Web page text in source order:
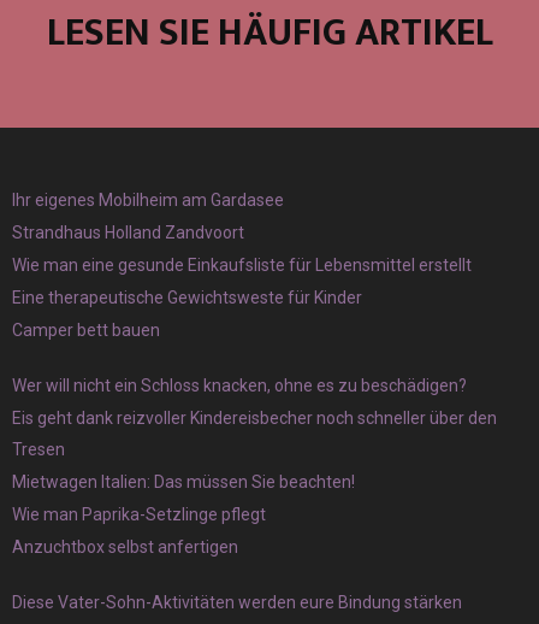
LESEN SIE HÄUFIG ARTIKEL
Ihr eigenes Mobilheim am Gardasee
Strandhaus Holland Zandvoort
Wie man eine gesunde Einkaufsliste für Lebensmittel erstellt
Eine therapeutische Gewichtsweste für Kinder
Camper bett bauen
Wer will nicht ein Schloss knacken, ohne es zu beschädigen?
Eis geht dank reizvoller Kindereisbecher noch schneller über den
Tresen
Mietwagen Italien: Das müssen Sie beachten!
Wie man Paprika-Setzlinge pflegt
Anzuchtbox selbst anfertigen
Diese Vater-Sohn-Aktivitäten werden eure Bindung stärken